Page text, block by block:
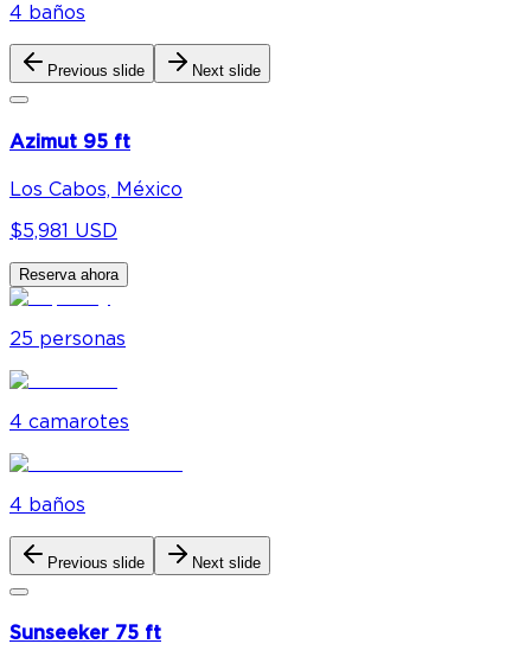
4 baños
Previous slide Next slide
Azimut 95 ft
Los Cabos, México
$5,981 USD
Reserva ahora
25 personas
4 camarotes
4 baños
Previous slide Next slide
Sunseeker 75 ft